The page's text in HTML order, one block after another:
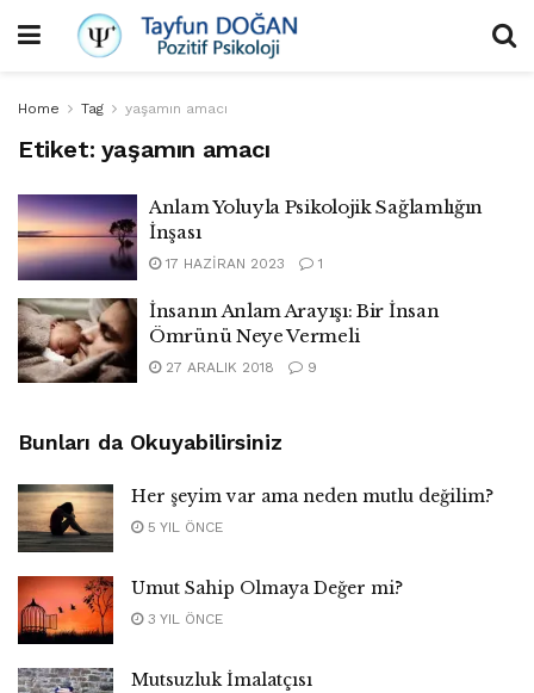
Home Tag yaşamın amacı
Etiket: yaşamın amacı
Anlam Yoluyla Psikolojik Sağlamlığın
İnşası
17 HAZIRAN 2023 1
İnsanın Anlam Arayışı: Bir İnsan
Ömrünü Neye Vermeli
27 ARALIK 2018 9
Bunları da Okuyabilirsiniz
Her şeyim var ama neden mutlu değilim?
5 YIL ÖNCE
Umut Sahip Olmaya Değer mi?
3 YIL ÖNCE
Mutsuzluk İmalatçısı